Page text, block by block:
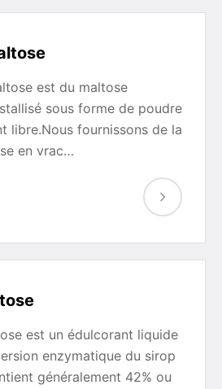
est du maltose
sous forme de poudre
libre.Nous fournissons de la
en vrac…
est un édulcorant liquide
enzymatique du sirop
généralement 42% ou